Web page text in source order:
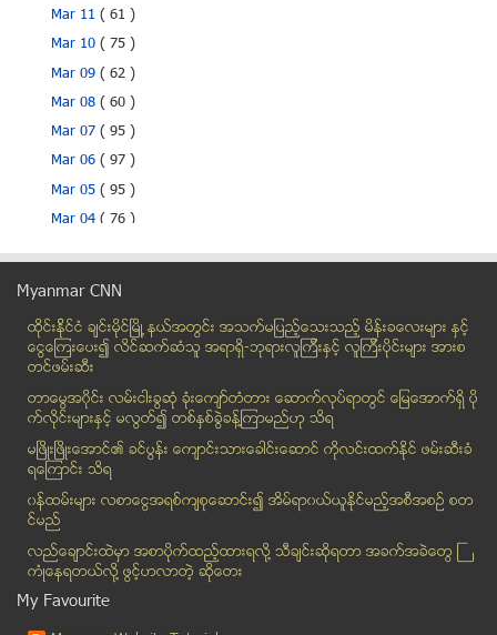
Mar 11( 61 )
Mar 10( 75 )
Mar 09( 62 )
Mar 08( 60 )
Mar 07( 95 )
Mar 06( 97 )
Mar 05( 95 )
Mar 04( 76 )
Mar 03( 72 )
တိုက္ႀကီးၿမိဳ႕နယ္တြင္ ခရီးသည္တင္ယာဥ္မွ လမ္းေဘးသစ္ပ...
တီဘီဆို ေၾကာက္ရသလား၊ ေပ်ာက္ပါ့မလား
လယ္တီသိမ္ ေရႊ႕မွာကို ကန္႔ကြက္ ဆႏၵျပ
နယ္စည္းမထားဆရာ၀န္မ်ား ျပည္နယ္တုိင္း ၁၃ ခုမွာ ဆက္လု...
ဖြဲ႔စည္းပံုျပင္ေရး ဥပေဒေဘာင္တြင္းကႀကိဳးစားရန္ သမၼတ...
ထိုင္းအစိုးရဆန္႔က်င္ေရး ဆႏၵျပပြဲအရွိန္ေလ်ာ့
ရင္းႏွီးျမႇဳပ္ႏွံသူမ်ား စိန္ေခၚခ်က္မ်ား ႀကဳံေန
အဆိုေတာ္မြန္းေအာင္ မဲေဆာက္မွာ လာေရာက္ေျဖေဖ်ာ္ (႐ုပ...
လန္ဒန္မွာ ဗုဒၶဘာသာစင္တာႀကီး တည္ေဆာက္ဖို႔ ရန္ကုန္မွ...
Myanmar CNN
ထိုင္းနို္င္ငံ ခ်င္းမိုင္ျမိဳ ့နယ္အတြင္း အသက္မျပည့္ေသးသည့္ မိန္းခေလးမ်ား နွင့္
ေငြေၾကးေပး၍ လိင္ဆက္ဆံသူ အရာရွိ-ဘုရားလူၾကီးနွင့္ လူၾကီးပိုင္းမ်ား အားစ
တင္ဖမ္းဆီး
တာေမြအ၀ိုင္း လမ္းငါးခြဆံု ခံုးေက်ာ္တံတား ေဆာက္လုပ္ရာတြင္ ေျမေအာက္ရွိ ပို
က္လိုင္းမ်ားႏွင့္ မလြတ္၍ တစ္ႏွစ္ခြဲခန္႔ၾကာမည္ဟု သိရ
မၿဖိဳးၿဖိဳးေအာင္၏ ခင္ပြန္း ေက်ာင္းသားေခါင္းေဆာင္ ကိုလင္းထက္ႏိုင္ ဖမ္းဆီးခံ
ရေၾကာင္း သိရ
၀န္ထမ္းမ်ား လစာေငြအရစ္က်စုေဆာင္း၍ အိမ္ရာ၀ယ္ယူႏုိင္မည့္အစီအစဥ္ စတ
င္မည္
လည္ေခ်ာင္းထဲမွာ အစာပိုက္ထည့္ထားရလုိ႔ သီခ်င္းဆုိရတာ အခက္အခဲေတြ ႀ
ကံဳေနရတယ္လို႔ ဖြင့္ဟလာတဲ့ ဆုိေတး
My Favourite